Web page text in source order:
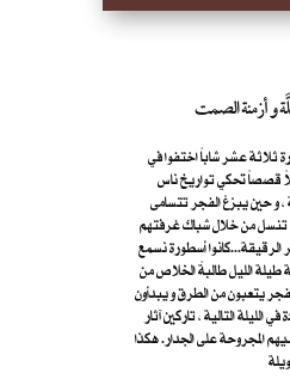
و أزمنة الصمت
ثلاثة عشر شاباً اختفوا في
قصصاً تحكي تواريخ ناس
حين يبزغ الفجر تتسامى
تنسل من خلال شباك غرفتهم
أسطورة نسمع
طيلة الليل طالبةً الخلاص من
يتعبون من الطرق و يبدأون
الليلة التالية ، تاركين آثار
المجروحة على الجدار. هكذا